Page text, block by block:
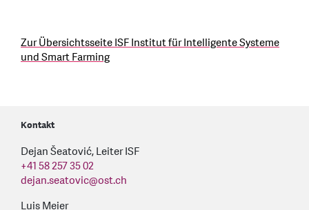
Zur Übersichtsseite ISF Institut für Intelligente Systeme
und Smart Farming
Kontakt
Dejan Šeatović, Leiter ISF
+41 58 257 35 02
dejan.seatovic@ost.ch
Luis Meier